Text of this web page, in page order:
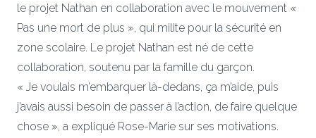
le projet Nathan en collaboration avec le mouvement «
Pas une mort de plus », qui milite pour la sécurité en
zone scolaire. Le projet Nathan est né de cette
collaboration, soutenu par la famille du garçon.
« Je voulais m’embarquer là-dedans, ça m’aide, puis
j’avais aussi besoin de passer à l’action, de faire quelque
chose », a expliqué Rose-Marie sur ses motivations.